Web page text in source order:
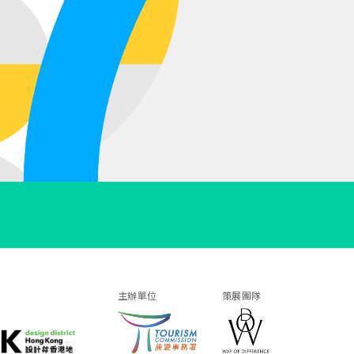
主辦單位 策展團隊